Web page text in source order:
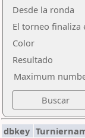
Desde la ronda
El torneo finaliza
Color
Resultado
Maximum
dbkey